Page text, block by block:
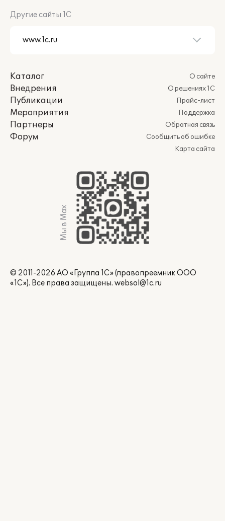
Другие сайты 1С
Каталог
Внедрения
Публикации
Мероприятия
Партнеры
Форум
О сайте
О решениях 1С
Прайс-лист
Поддержка
Обратная связь
Сообщить об ошибке
Карта сайта
Мы в Max
© 2011-2026 АО «Группа 1С» (правопреемник ООО
«1С»). Все права защищены. websol@1c.ru